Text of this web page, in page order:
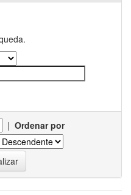
| Ordenar por